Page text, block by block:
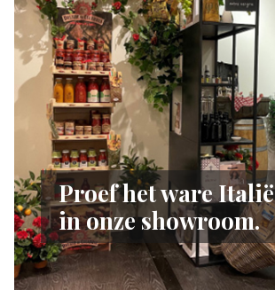
Proef het ware Italië
in onze showroom.